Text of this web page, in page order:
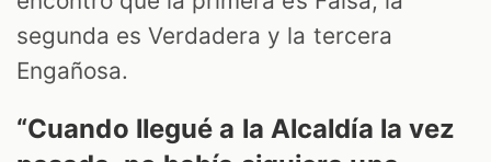
segunda es Verdadera y la tercera
Engañosa.
“Cuando llegué a la Alcaldía la vez